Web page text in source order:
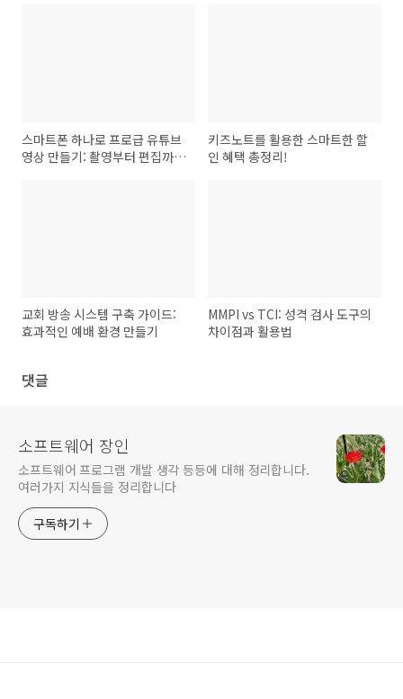
스마트폰 하나로 프로급 유튜브
영상 만들기: 촬영부터 편집까지
키즈노트를 활용한 스마트한 할
인 혜택 총정리!
교회 방송 시스템 구축 가이드:
효과적인 예배 환경 만들기
MMPI vs TCI: 성격 검사 도구의
차이점과 활용법
댓글
소프트웨어 장인
소프트웨어 프로그램 개발 생각 등등에 대해 정리합니다.
여러가지 지식들을 정리합니다
구독하기